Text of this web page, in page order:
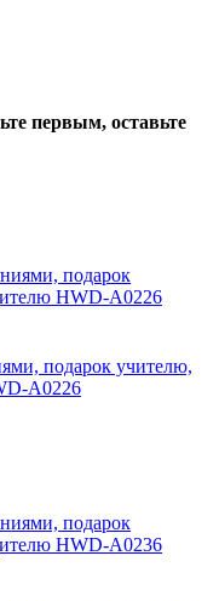
первым, оставьте
подарок учителю,
A0226